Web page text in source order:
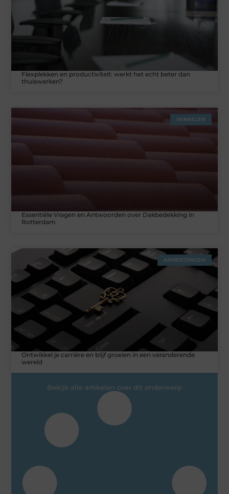
Flexplekken en productiviteit: werkt het echt beter dan
thuiswerken?
WINKELEN
Essentiële Vragen en Antwoorden over Dakbedekking in
Rotterdam
AANBIEDINGEN
Ontwikkel je carrière en blijf groeien in een veranderende
wereld
Bekijk alle artikelen over dit onderwerp